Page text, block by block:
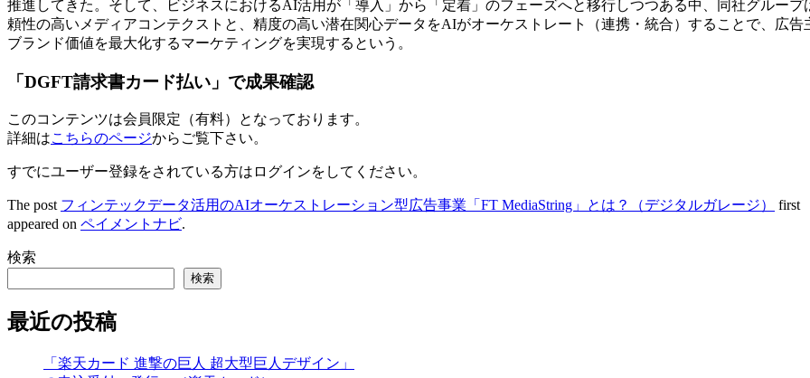
推進してきた。そして、ビジネスにおけるAI活用が「導入」から「定着」のフェーズへと移行しつつある中、同社グループ
頼性の高いメディアコンテクストと、精度の高い潜在関心データをAIがオーケストレート（連携・統合）することで、広告
ブランド価値を最大化するマーケティングを実現するという。
「DGFT請求書カード払い」で成果確認
このコンテンツは会員限定（有料）となっております。
詳細はこちらのページからご覧下さい。
すでにユーザー登録をされている方は ログインをしてください。
The post フィンテックデータ活用のAIオーケストレーション型広告事業「FT MediaString」とは？（デジタルガレージ）
first
appeared on ペイメントナビ.
検索
検索
最近の投稿
「楽天カード 進撃の巨人 超大型巨人デザイン」